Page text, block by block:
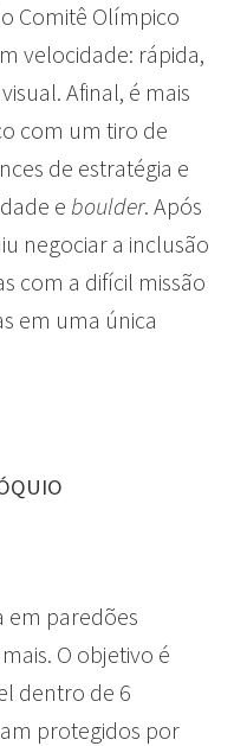
Comitê Olímpico
velocidade: rápida,
Afinal, é mais
com um tiro de
de estratégia e
e boulder. Após
negociar a inclusão
com a difícil missão
em uma única
em paredões
O objetivo é
dentro de 6
protegidos por